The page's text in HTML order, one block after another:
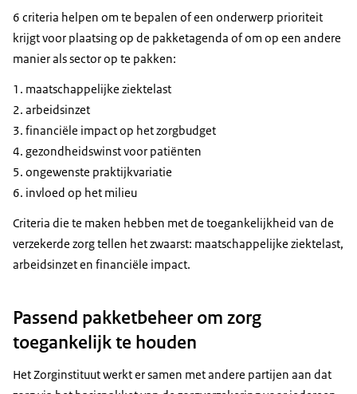
6 criteria helpen om te bepalen of een onderwerp prioriteit
krijgt voor plaatsing op de pakketagenda of om op een andere
manier als sector op te pakken:
maatschappelijke ziektelast
arbeidsinzet
financiële impact op het zorgbudget
gezondheidswinst voor patiënten
ongewenste praktijkvariatie
invloed op het milieu
Criteria die te maken hebben met de toegankelijkheid van de
verzekerde zorg tellen het zwaarst: maatschappelijke ziektelast,
arbeidsinzet en financiële impact.
Passend pakketbeheer om zorg
toegankelijk te houden
Het Zorginstituut werkt er samen met andere partijen aan dat